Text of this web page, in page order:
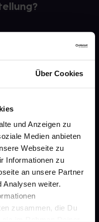
Über Cookies
und Anzeigen zu
Medien anbieten
Webseite zu
Informationen zu
an unsere Partner
Analysen weiter.
zusammen, die Du